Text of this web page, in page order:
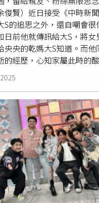
心啊！」並在文末備註
媽媽母親節要快樂。」
俊賢）近日接受《中時新
S的追思之外，還自嘲會
日前他就傳訊給大S，將
央央的乾媽大S知道。而
的經歷，心知家屬此時的
十分心疼。據《中時新
憶起2012年大炳在北京病
小S曾難過表示「好不真
的驟然離世「好不真實」
被震到。」小炳透露，其
做一件傻事，「我時常傳
小S曾笑過我說：「萬一他
己現在也對大S做著一樣的
乾女兒央央考上研究所了
去天堂好好玩」，讓人聞
姊過世後的沉默跟冷靜，讓